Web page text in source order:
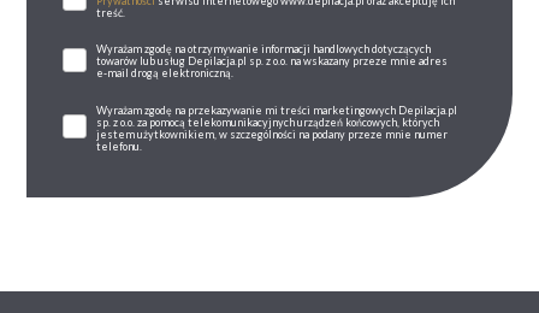
treść.
Wyrażam zgodę na otrzymywanie informacji handlowych dotyczących
towarów lub usług Depilacja.pl sp. z o.o. na wskazany przeze mnie adres
e-mail drogą elektroniczną.
Wyrażam zgodę na przekazywanie mi treści marketingowych Depilacja.pl
sp. z o.o. za pomocą telekomunikacyjnych urządzeń końcowych, których
jestem użytkownikiem, w szczególności na podany przeze mnie numer
telefonu.